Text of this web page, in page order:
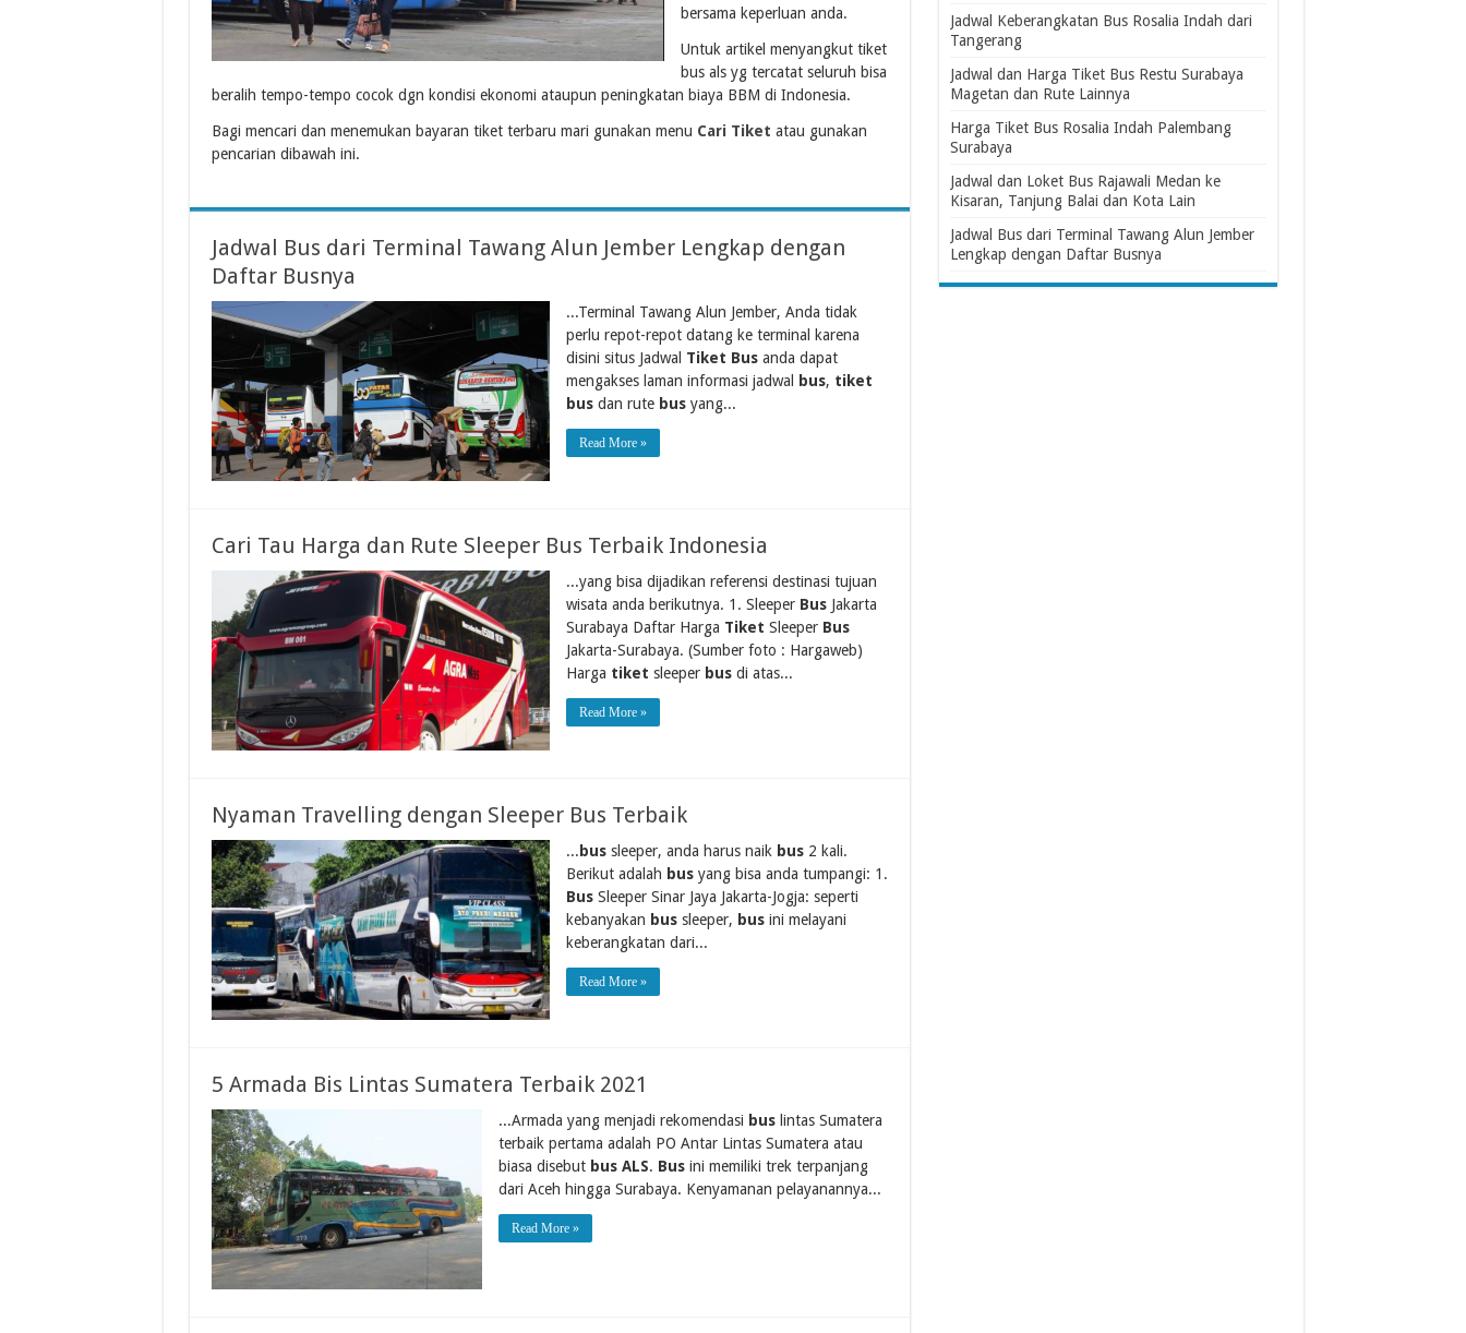
bersama keperluan anda.
Untuk artikel menyangkut tiket
bus als yg tercatat seluruh bisa
beralih tempo-tempo cocok dgn kondisi ekonomi ataupun peningkatan biaya BBM di Indonesia.
Bagi mencari dan menemukan bayaran tiket terbaru mari gunakan menu Cari Tiket atau gunakan
pencarian dibawah ini.
Jadwal Bus dari Terminal Tawang Alun Jember Lengkap dengan
Daftar Busnya
...Terminal Tawang Alun Jember, Anda tidak
perlu repot-repot datang ke terminal karena
disini situs Jadwal Tiket Busanda dapat
mengakses laman informasi jadwal
bus, tiket
busdan rute busyang...
Read More »
Cari Tau Harga dan Rute Sleeper Bus Terbaik Indonesia
...yang bisa dijadikan referensi destinasi tujuan
wisata anda berikutnya. 1. Sleeper BusJakarta
Surabaya Daftar Harga Tiket Sleeper Bus
Jakarta-Surabaya. (Sumber foto : Hargaweb)
Harga tiket sleeper busdi atas...
Read More »
Nyaman Travelling dengan Sleeper Bus Terbaik
... bussleeper, anda harus naik bus2 kali.
Berikut adalah busyang bisa anda tumpangi: 1.
BusSleeper Sinar Jaya Jakarta-Jogja: seperti
kebanyakan bussleeper, busini melayani
keberangkatan dari...
Read More »
5 Armada Bis Lintas Sumatera Terbaik 2021
...Armada yang menjadi rekomendasi buslintas Sumatera
terbaik pertama adalah PO Antar Lintas Sumatera atau
biasa disebut bus ALS. Busini memiliki trek terpanjang
dari Aceh hingga Surabaya. Kenyamanan pelayanannya...
Read More »
Jadwal Keberangkatan Bus Rosalia Indah dari
Tangerang
Jadwal dan Harga Tiket Bus Restu Surabaya
Magetan dan Rute Lainnya
Harga Tiket Bus Rosalia Indah Palembang
Surabaya
Jadwal dan Loket Bus Rajawali Medan ke
Kisaran, Tanjung Balai dan Kota Lain
Jadwal Bus dari Terminal Tawang Alun Jember
Lengkap dengan Daftar Busnya